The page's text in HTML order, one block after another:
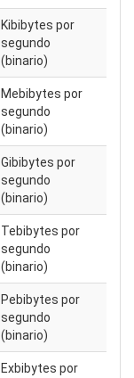
Kibibytes por
segundo
(binario)
Mebibytes por
segundo
(binario)
Gibibytes por
segundo
(binario)
Tebibytes por
segundo
(binario)
Pebibytes por
segundo
(binario)
Exbibytes por